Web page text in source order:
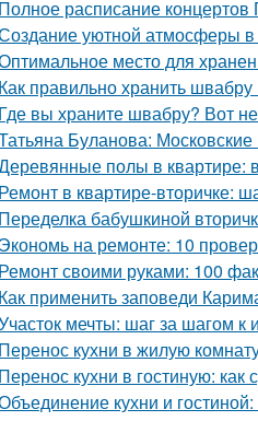
Полное расписание концертов
уютной атмосферы в
место для
Как правильно хранить
Где вы храните швабру? Вот
Буланова:
полы в квартире:
Ремонт в квартире-вторичке:
Переделка бабушкиной
Экономь на ремонте: 10
Ремонт своими руками: 100
Как применить заповеди
мечты: шаг за шагом
Перенос кухни в жилую
Перенос кухни в гостиную: как
кухни и